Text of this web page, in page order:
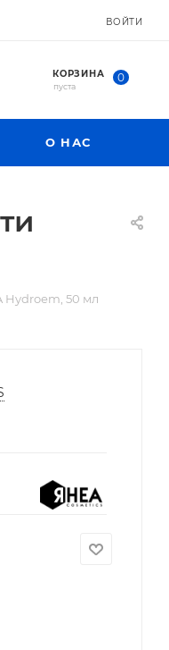
ВОЙТИ
КОРЗИНА 0
пуста
О НАС
Hydroem, 50 мл